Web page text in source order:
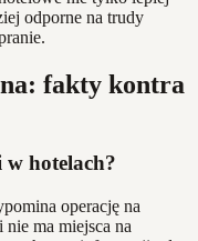
odporne na trudy
fakty kontra
hotelach?
operację na
ma miejsca na